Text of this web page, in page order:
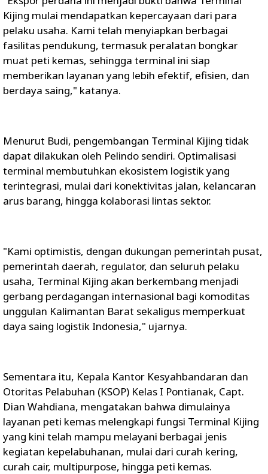
Kijing mulai mendapatkan kepercayaan dari para
pelaku usaha. Kami telah menyiapkan berbagai
fasilitas pendukung, termasuk peralatan bongkar
muat peti kemas, sehingga terminal ini siap
memberikan layanan yang lebih efektif, efisien, dan
berdaya saing," katanya.
Menurut Budi, pengembangan Terminal Kijing tidak
dapat dilakukan oleh Pelindo sendiri. Optimalisasi
terminal membutuhkan ekosistem logistik yang
terintegrasi, mulai dari konektivitas jalan, kelancaran
arus barang, hingga kolaborasi lintas sektor.
"Kami optimistis, dengan dukungan pemerintah pusat,
pemerintah daerah, regulator, dan seluruh pelaku
usaha, Terminal Kijing akan berkembang menjadi
gerbang perdagangan internasional bagi komoditas
unggulan Kalimantan Barat sekaligus memperkuat
daya saing logistik Indonesia," ujarnya.
Sementara itu, Kepala Kantor Kesyahbandaran dan
Otoritas Pelabuhan (KSOP) Kelas I Pontianak, Capt.
Dian Wahdiana, mengatakan bahwa dimulainya
layanan peti kemas melengkapi fungsi Terminal Kijing
yang kini telah mampu melayani berbagai jenis
kegiatan kepelabuhanan, mulai dari curah kering,
curah cair, multipurpose, hingga peti kemas.